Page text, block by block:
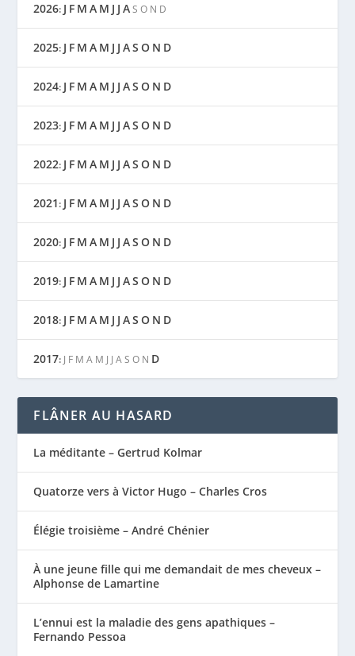
2026: J F M A M J J A S O N D
2025: J F M A M J J AS O N D
2024: J F M A M J J AS O N D
2023: J F M A M J J AS O N D
2022: J F M A M J J AS O N D
2021: J F M A M J J AS O N D
2020: J F M A M J J AS O N D
2019: J F M A M J J AS O N D
2018: J F M A M J J AS O N D
2017: J F M A M J J A S O N D
FLÂNER AU HASARD
La méditante – Gertrud Kolmar
Quatorze vers à Victor Hugo – Charles Cros
Élégie troisième – André Chénier
À une jeune fille qui me demandait de mes cheveux –
Alphonse de Lamartine
L’ennui est la maladie des gens apathiques –
Fernando Pessoa